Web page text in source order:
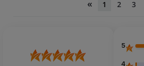
« 1 2 3
5
4